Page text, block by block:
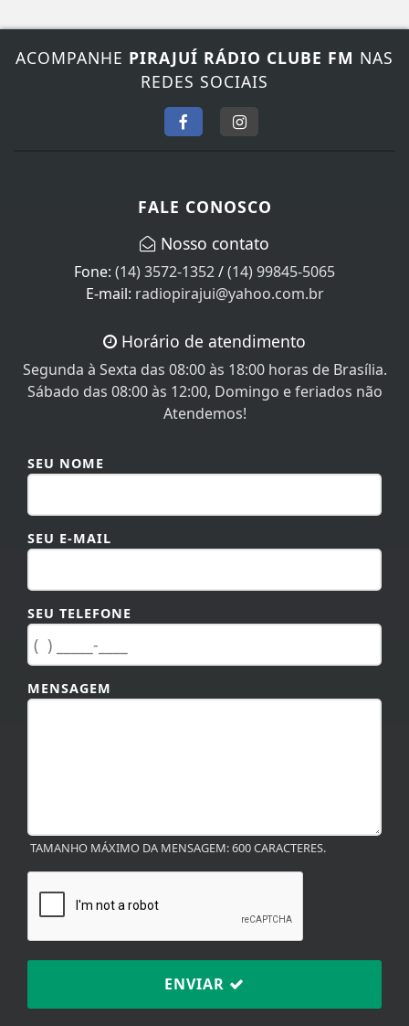
ACOMPANHEPIRAJUÍ RÁDIO CLUBE FMNAS
REDES SOCIAIS
(14) 3572-1352/(14) 99845-5065
E-mail:radiopirajui@yahoo.com.br
Segunda à Sexta das 08:00 às 18:00 horas de Brasília.
Sábado das 08:00 às 12:00, Domingo e feriados não
Atendemos!
SEU E-MAIL
SEU TELEFONE
MENSAGEM
ENVIAR